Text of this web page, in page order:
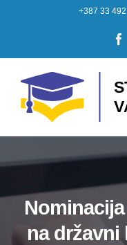
+387 33
na